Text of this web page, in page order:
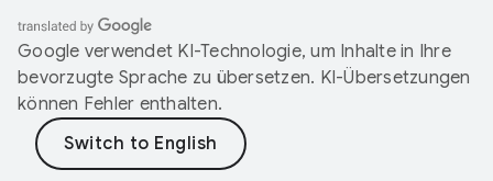
Google verwendet KI-Technologie, um Inhalte in Ihre
bevorzugte Sprache zu übersetzen. KI-Übersetzungen
können Fehler enthalten.